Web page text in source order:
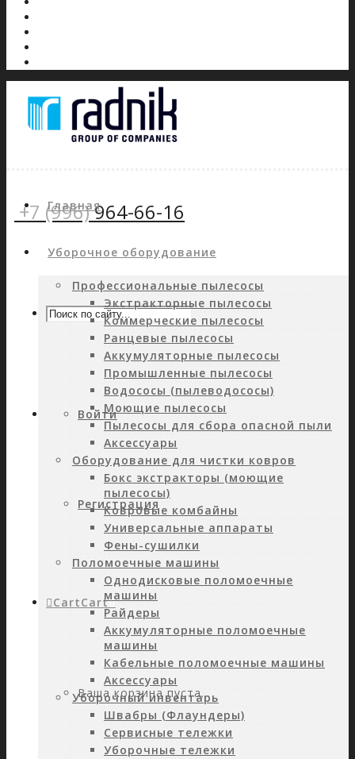
+7 (996)964-66-16
Войти
Регистрация
CartCart0
Ваша корзина пуста.
Главная
Уборочное оборудование
Профессиональные пылесосы
Экстракторные пылесосы
Коммерческие пылесосы
Ранцевые пылесосы
Аккумуляторные пылесосы
Промышленные пылесосы
Водососы (пылеводососы)
Моющие пылесосы
Пылесосы для сбора опасной пыли
Аксессуары
Оборудование для чистки ковров
Бокс экстракторы (моющие
пылесосы)
Ковровые комбайны
Универсальные аппараты
Фены-сушилки
Поломоечные машины
Однодисковые поломоечные
машины
Райдеры
Аккумуляторные поломоечные
машины
Кабельные поломоечные машины
Аксессуары
Уборочный инвентарь
Швабры (Флаундеры)
Сервисные тележки
Уборочные тележки